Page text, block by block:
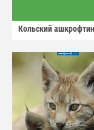
Кольский ашкрофтин